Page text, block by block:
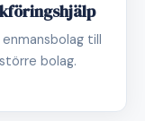
enmansbolag till
större bolag.